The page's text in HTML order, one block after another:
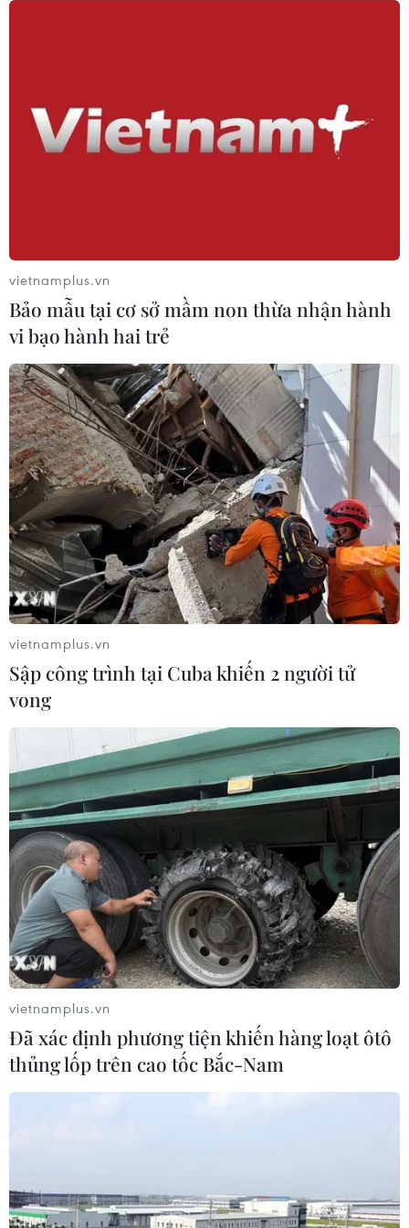
vietnamplus.vn
Bảo mẫu tại cơ sở mầm non thừa nhận hành
vi bạo hành hai trẻ
vietnamplus.vn
Sập công trình tại Cuba khiến 2 người tử
vong
vietnamplus.vn
Đã xác định phương tiện khiến hàng loạt ôtô
thủng lốp trên cao tốc Bắc-Nam